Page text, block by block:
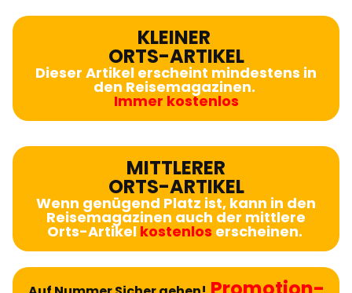
KLEINER
ORTS-ARTIKEL
Dieser Artikel erscheint mindestens in
den Reisemagazinen.
Immer kostenlos
MITTLERER
ORTS-ARTIKEL
Wenn genügend Platz ist, kann in den
Reisemagazinen auch der mittlere
Orts-Artikel kostenlos erscheinen.